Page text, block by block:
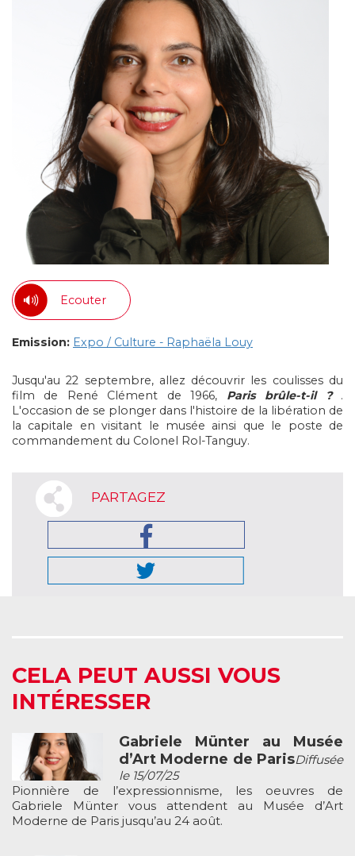
Ecouter
Emission: Expo / Culture - Raphaëla Louy
Jusqu'au 22 septembre, allez découvrir les coulisses du
film de René Clément de 1966, Paris brûle-t-il ?.
L'occasion de se plonger dans l'histoire de la libération de
la capitale en visitant le musée ainsi que le poste de
commandement du Colonel Rol-Tanguy.
PARTAGEZ
CELA PEUT AUSSI VOUS
INTÉRESSER
Gabriele Münter au Musée
d’Art Moderne de ParisDiffusée
le 15/07/25
Pionnière de l’expressionnisme, les oeuvres de
Gabriele Münter vous attendent au Musée d’Art
Moderne de Paris jusqu’au 24 août.